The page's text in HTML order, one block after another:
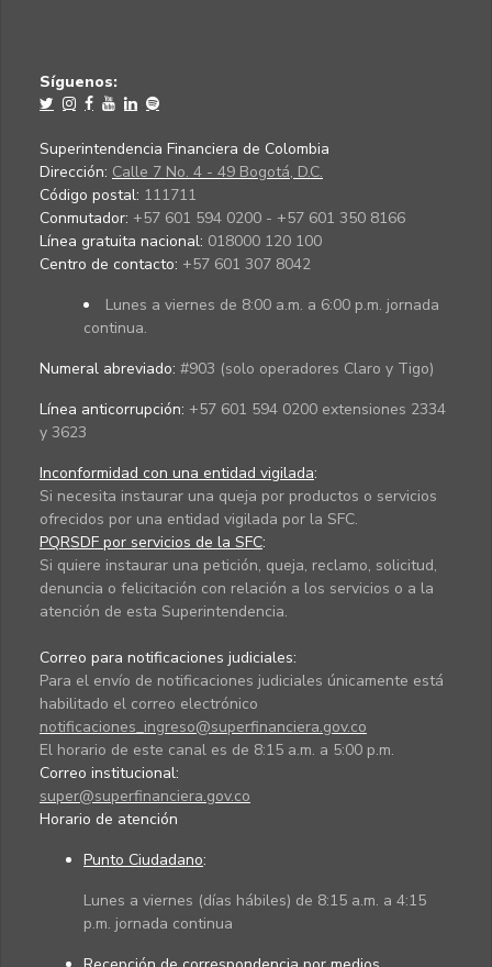
Síguenos:
Superintendencia Financiera de Colombia
Dirección: Calle 7 No. 4 - 49 Bogotá, D.C.
Código postal: 111711
Conmutador: +57 601 594 0200 - +57 601 350 8166
Línea gratuita nacional: 018000 120 100
Centro de contacto: +57 601 307 8042
Lunes a viernes de 8:00 a.m. a 6:00 p.m. jornada
continua.
Numeral abreviado: #903 (solo operadores Claro y Tigo)
Línea anticorrupción: +57 601 594 0200 extensiones 2334
y 3623
Inconformidad con una entidad vigilada:
Si necesita instaurar una queja por productos o servicios
ofrecidos por una entidad vigilada por la SFC.
PQRSDF por servicios de la SFC:
Si quiere instaurar una petición, queja, reclamo, solicitud,
denuncia o felicitación con relación a los servicios o a la
atención de esta Superintendencia.
Correo para notificaciones judiciales:
Para el envío de notificaciones judiciales únicamente está
habilitado el correo electrónico
notificaciones_ingreso@superfinanciera.gov.co
El horario de este canal es de 8:15 a.m. a 5:00 p.m.
Correo institucional:
super@superfinanciera.gov.co
Horario de atención
Punto Ciudadano:
Lunes a viernes (días hábiles) de 8:15 a.m. a 4:15
p.m. jornada continua